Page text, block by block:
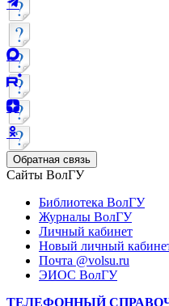
Обратная связь
Сайты ВолГУ
Библиотека ВолГУ
Журналы ВолГУ
Личный кабинет
Новый личный
Почта @volsu.ru
ЭИОС ВолГУ
ТЕЛЕФОННЫЙ